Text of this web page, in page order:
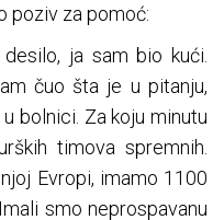
poziv za pomoć:
ja sam bio kući.
čuo šta je u pitanju,
bolnici. Za koju minutu
timova spremnih.
Evropi, imamo 1100
smo neprospavanu